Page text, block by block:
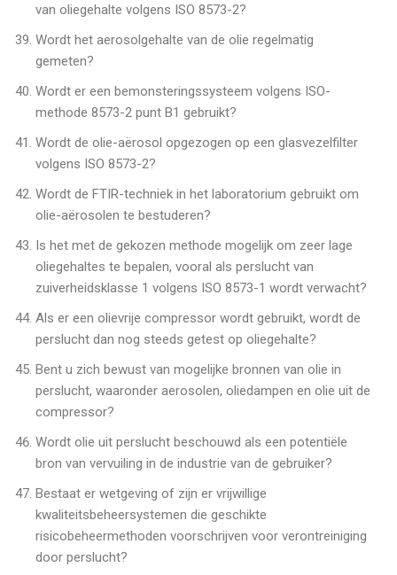
van oliegehalte volgens ISO 8573-2?
Wordt het aerosolgehalte van de olie regelmatig
gemeten?
Wordt er een bemonsteringssysteem volgens ISO-
methode 8573-2 punt B1 gebruikt?
Wordt de olie-aërosol opgezogen op een glasvezelfilter
volgens ISO 8573-2?
Wordt de FTIR-techniek in het laboratorium gebruikt om
olie-aërosolen te bestuderen?
Is het met de gekozen methode mogelijk om zeer lage
oliegehaltes te bepalen, vooral als perslucht van
zuiverheidsklasse 1 volgens ISO 8573-1 wordt verwacht?
Als er een olievrije compressor wordt gebruikt, wordt de
perslucht dan nog steeds getest op oliegehalte?
Bent u zich bewust van mogelijke bronnen van olie in
perslucht, waaronder aerosolen, oliedampen en olie uit de
compressor?
Wordt olie uit perslucht beschouwd als een potentiële
bron van vervuiling in de industrie van de gebruiker?
Bestaat er wetgeving of zijn er vrijwillige
kwaliteitsbeheersystemen die geschikte
risicobeheermethoden voorschrijven voor verontreiniging
door perslucht?